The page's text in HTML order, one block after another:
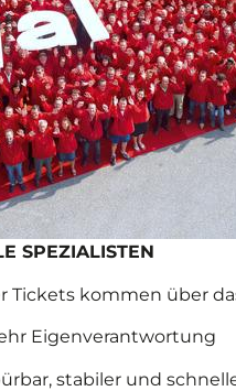
SPEZIALISTEN
Tickets kommen über
Eigenverantwortung
stabiler und